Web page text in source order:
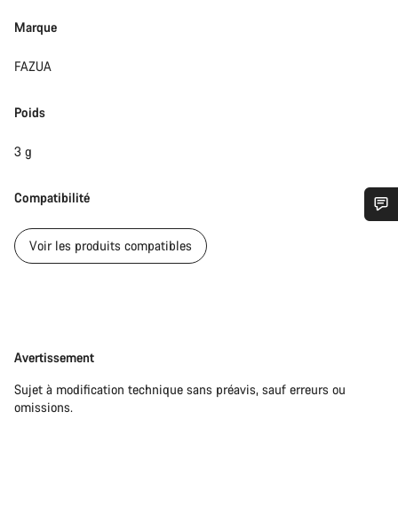
Marque
FAZUA
Poids
3 g
Compatibilité
Voir les produits compatibles
Avertissement
Avertissement
Sujet à modification technique sans préavis, sauf erreurs ou
omissions.
Besoin d’aide ?
Fermer